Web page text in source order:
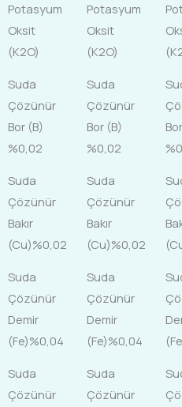
Potasyum
Oksit
(K2O)
Potasyum
Oksit
(K2O)
Suda
Çözünür
Bor (B)
%0,02
Suda
Çözünür
Bor (B)
%0,02
Suda
Çözünür
Bakır
(Cu)%0,02
Suda
Çözünür
Bakır
(Cu)%0,02
Suda
Çözünür
Demir
(Fe)%0,04
Suda
Çözünür
Demir
(Fe)%0,04
Suda
Çözünür
Suda
Çözünür